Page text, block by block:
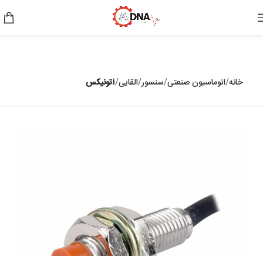
خانه اتوماسیون صنعتی سنسور القایی آتونیکس